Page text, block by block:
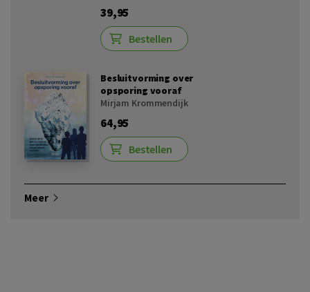
39,95
Bestellen
Besluitvorming over
opsporing vooraf
Mirjam Krommendijk
64,95
Bestellen
Meer